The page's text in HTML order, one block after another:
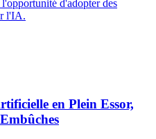
l'opportunité d'adopter des
l'IA.
en Plein Essor,